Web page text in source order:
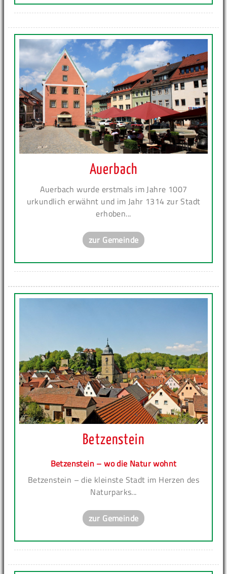
Auerbach
Auerbach wurde erstmals im Jahre 1007
urkundlich erwähnt und im Jahr 1314 zur Stadt
erhoben...
zur Gemeinde
Betzenstein
Betzenstein – wo die Natur wohnt
Betzenstein – die kleinste Stadt im Herzen des
Naturparks...
zur Gemeinde